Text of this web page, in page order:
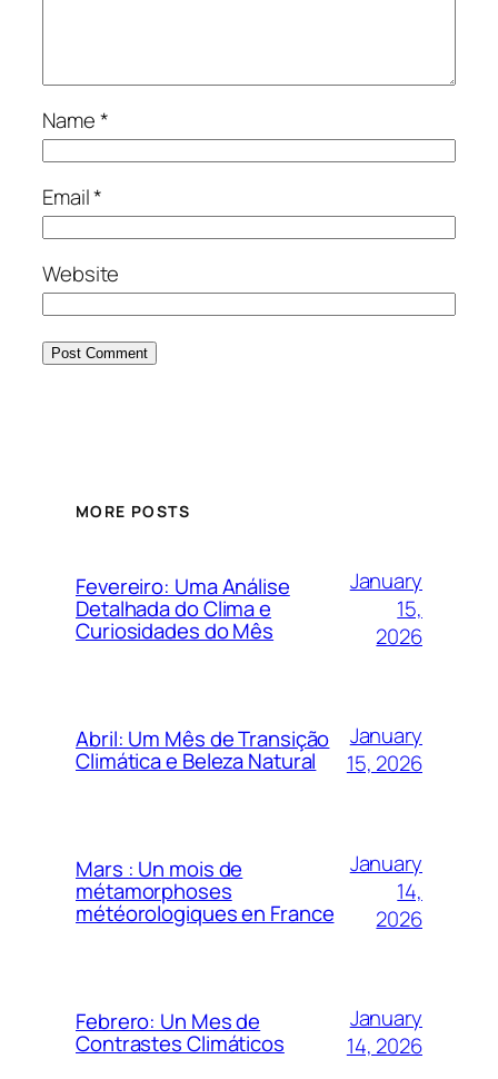
Name*
Email*
Website
MORE POSTS
Fevereiro: Uma Análise
Detalhada do Clima e
Curiosidades do Mês
January
15,
2026
Abril: Um Mês de Transição
Climática e Beleza Natural
January
15, 2026
Mars : Un mois de
métamorphoses
météorologiques en France
January
14,
2026
Febrero: Un Mes de
Contrastes Climáticos
January
14, 2026